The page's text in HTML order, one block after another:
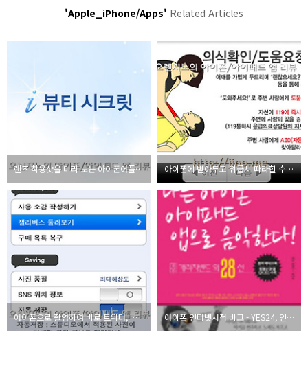
'Apple_iPhone/Apps' Related Articles
렌즈 착용샷을 미리 보는 아이폰어플 i뷰티시크릿 아이폰에 받아두고 위급시 따라할 수 있는 심폐소생술 앱
아이폰으로 촬영하여 바로 트위터, 페이스북에 보내는 앱, qbro 아이폰 인터넷서점 비교 - YES24, 인터파크, 알라딘, 반디앤루니스, 교보문고